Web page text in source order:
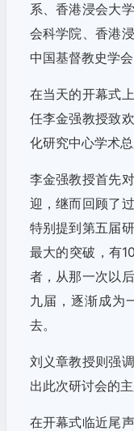
系、香港浸会大
会科学院、香港
中国基督教史学会
在当天的开幕式
任李金强教授致
化研究中心学术
李金强教授首先
迎，继而回顾了
特别提到第五届
最大的突破，有
者，从那一次以
九届，逐渐成为
去。
刘义章教授则强
出此次研讨会的主
在开幕式临近尾